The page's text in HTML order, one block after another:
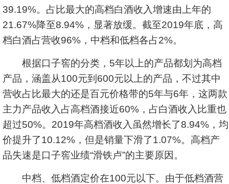
39.19%。占比最大的高档白酒收入增速由上年的
21.67%降至8.94%，显著放缓。截至2019年底，高
档白酒占营收96%，中档和低档各占2%。
根据口子窖的分类，5年以上的产品都划为高档
产品，涵盖从100元到600元以上的产品，不过其中
营收占比最大的还是百元价格带的5年与6年，这两款
主力产品收入占高档酒接近60%，占白酒收入比重也
超过50%。2019年高档酒收入虽然增长了8.94%，均
价提升了10.12%，但是销量下滑了1.07%。高档产
品失速是口子窖业绩“滑铁卢”的主要原因。
中档、低档酒定价在100元以下。由于低档酒营